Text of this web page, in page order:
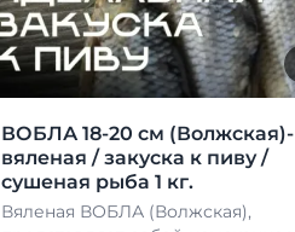
ВОБЛА 18-20 см (Волжская)-
вяленая / закуска к пиву /
сушеная рыба 1 кг.
Вяленая ВОБЛА (Волжская),